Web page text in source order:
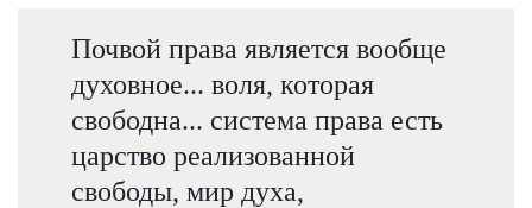
Почвой права является вообще
духовное... воля, которая
свободна... система права есть
царство реализованной
свободы, мир духа,